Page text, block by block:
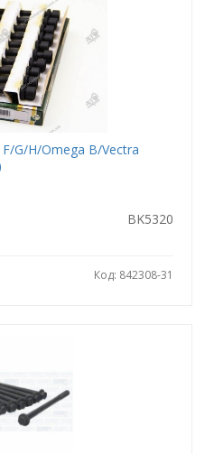
G/H/Omega B/Vectra
BK5320
Код: 842308-31